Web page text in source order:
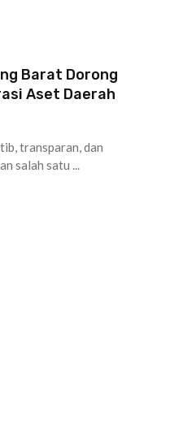
Barat Dorong
Aset Daerah
transparan, dan
salah satu ...